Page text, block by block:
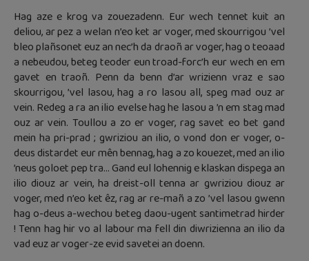
Hag aze e krog va zouezadenn. Eur wech tennet kuit an
deliou, ar pez a welan n’eo ket ar voger, med skourrigou ’vel
bleo plañsonet euz an nec’h da draoñ ar voger, hag o teoaad
a nebeudou, beteg teoder eun troad-forc’h eur wech en em
gavet en traoñ. Penn da benn d’ar wrizienn vraz e sao
skourrigou, ’vel lasou, hag a ro lasou all, speg mad ouz ar
vein. Redeg a ra an ilio evelse hag he lasou a ’n em stag mad
ouz ar vein. Toullou a zo er voger, rag savet eo bet gand
mein ha pri-prad ; gwriziou an ilio, o vond don er voger, o-
deus distardet eur mên bennag, hag a zo kouezet, med an ilio
’neus goloet pep tra… Gand eul lohennig e klaskan dispega an
ilio diouz ar vein, ha dreist-oll tenna ar gwriziou diouz ar
voger, med n’eo ket êz, rag ar re-mañ a zo ’vel lasou gwenn
hag o-deus a-wechou beteg daou-ugent santimetrad hirder
! Tenn hag hir vo al labour ma fell din diwrizienna an ilio da
vad euz ar voger-ze evid savetei an doenn.